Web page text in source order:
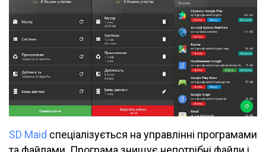
SD Maid спеціалізується на управлінні програмами